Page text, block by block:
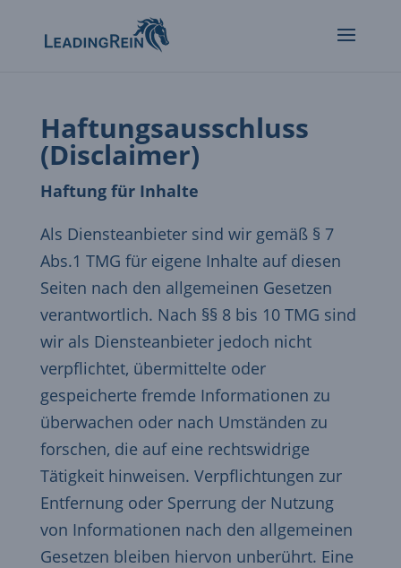
Haftungsausschluss
(Disclaimer)
Haftung für Inhalte
Als Diensteanbieter sind wir gemäß § 7
Abs.1 TMG für eigene Inhalte auf diesen
Seiten nach den allgemeinen Gesetzen
verantwortlich. Nach §§ 8 bis 10 TMG sind
wir als Diensteanbieter jedoch nicht
verpflichtet, übermittelte oder
gespeicherte fremde Informationen zu
überwachen oder nach Umständen zu
forschen, die auf eine rechtswidrige
Tätigkeit hinweisen. Verpflichtungen zur
Entfernung oder Sperrung der Nutzung
von Informationen nach den allgemeinen
Gesetzen bleiben hiervon unberührt. Eine